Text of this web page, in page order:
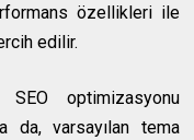
özellikleri ile
edilir.
SEO optimizasyonu
da, varsayılan tema